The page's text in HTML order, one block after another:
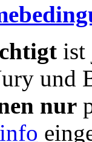
ist
und
nur